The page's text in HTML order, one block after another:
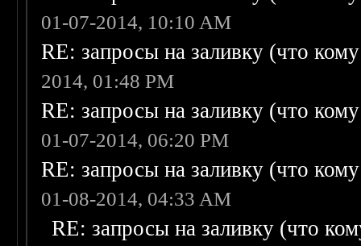
01-07-2014, 10:10 AM
RE: запросы на заливку (что
2014, 01:48 PM
RE: запросы на заливку (что
01-07-2014, 06:20 PM
RE: запросы на заливку (что
01-08-2014, 04:33 AM
RE: запросы на заливку (что